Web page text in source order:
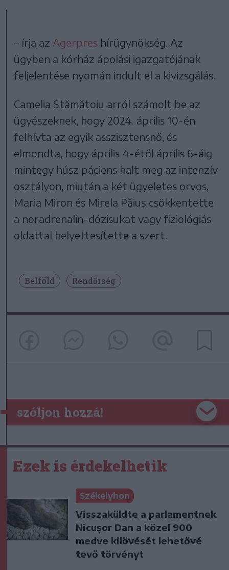
– írja az Agerpres hírügynökség. Az
ügyben a kórház ápolási igazgatójának
feljelentése nyomán indult el a kivizsgálás.
Camelia Stămătoiu arról számolt be az
ügyészeknek, hogy 2024. április 10-én
felhívta az egyik asszisztensnő, és
elmondta, hogy április 4-étől április 6-áig
mintegy húsz páciens halt meg az intenzív
osztályon, miután a két ügyeletes orvos,
Maria Miron és Mirela Păiuș csökkentette
a noradrenalin-dózisukat vagy fiziológiás
oldattal helyettesítette a szert.
Belföld Rendőrség
szóljon hozzá!
Ezek is érdekelhetik
Székelyhon
Visszaküldte a parlamentnek
Nicușor Dan a közel 900
medve kilövését lehetővé
tevő törvényt